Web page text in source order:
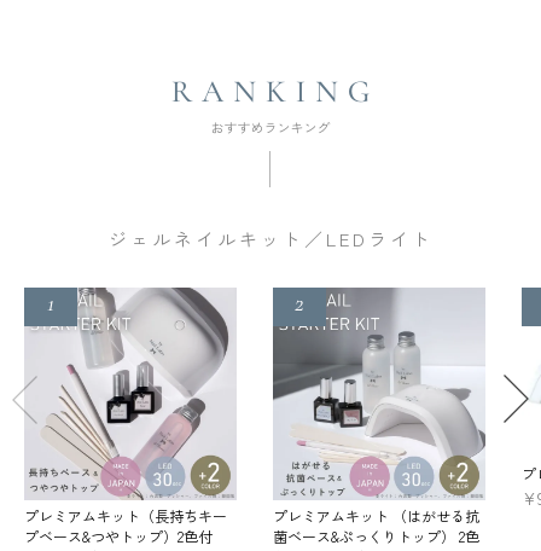
ジェルネイルキット／LEDライト
プレミアムキット（長持ちキー
プベース&つやトップ）2色付
プレミアムキット （はがせる抗
菌ベース&ぷっくりトップ） 2色
¥